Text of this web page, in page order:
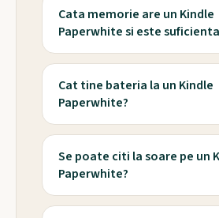
Cata memorie are un Kindle
Paperwhite si este
Cat tine bateria la un Kindle
Paperwhite?
Se poate citi la soare pe un
Paperwhite?